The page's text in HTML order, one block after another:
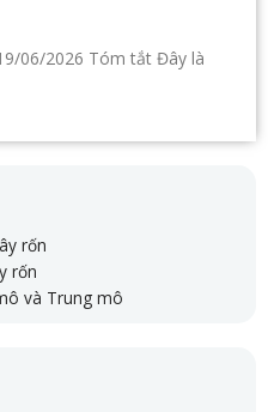
rốn
rốn
và Trung mô
06/2026 Tóm tắt Đây là